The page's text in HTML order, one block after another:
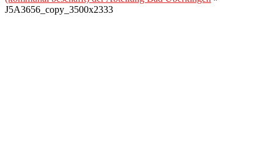
J5A3656_copy_3500x2333